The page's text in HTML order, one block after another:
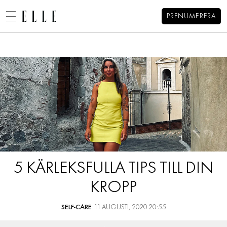
PRENUMERERA
BEAUTY
DECORATION
MAT & VIN
VIDEO
BLOGGAR
MEMBER
Alexandra Pizzonis blogg MENY
HEM
OM ALEXANDRA
KATEGORIER
ARKIV
KONTAKT
5 KÄRLEKSFULLA TIPS TILL DIN
KROPP
SELF-CARE 11 AUGUSTI, 2020 20:55